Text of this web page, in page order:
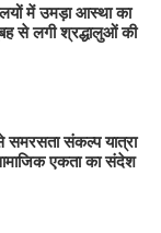
में उमड़ा आस्था का
से लगी श्रद्धालुओं की
समरसता संकल्प यात्रा
एकता का संदेश